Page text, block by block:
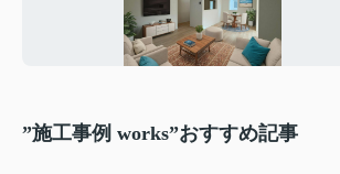
”施工事例 works”おすすめ記事